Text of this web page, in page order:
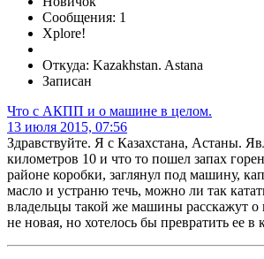
Сообщения: 1
Xplore!
Откуда: Kazakhstan. Astana
Записан
Что с АКПП и о машине в целом.
13 июля 2015, 07:56
Здравствуйте. Я с Казахстана, Астаны.
километров 10 и что то пошел запах
районе коробки, заглянул под машину,
масло и устраню течь, можно ли так
владельцы такой же машины расскажут о
не новая, но хотелось бы превратить ее